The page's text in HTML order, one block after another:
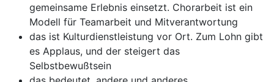
gemeinsame Erlebnis einsetzt. Chorarbeit ist ein
Modell für Teamarbeit und Mitverantwortung
das ist Kulturdienstleistung vor Ort. Zum Lohn gibt
es Applaus, und der steigert das
Selbstbewußtsein